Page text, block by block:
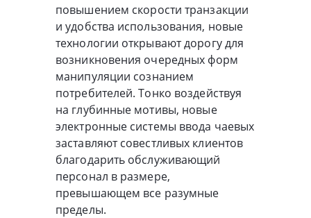
повышением скорости транзакции
и удобства использования, новые
технологии открывают дорогу для
возникновения очередных форм
манипуляции сознанием
потребителей. Тонко воздействуя
на глубинные мотивы, новые
электронные системы ввода чаевых
заставляют совестливых клиентов
благодарить обслуживающий
персонал в размере,
превышающем все разумные
пределы.